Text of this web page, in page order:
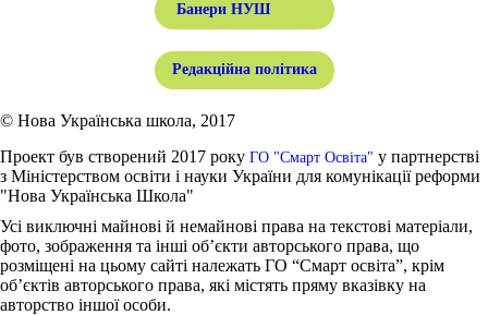
Банери НУШ
Редакційна політика
© Нова Українська школа, 2017
Проект був створений 2017 року ГО "Смарт Освіта" у партнерстві
з Міністерством освіти і науки України для комунікації реформи
"Нова Українська Школа"
Усі виключні майнові й немайнові права на текстові матеріали,
фото, зображення та інші об’єкти авторського права, що
розміщені на цьому сайті належать ГО “Смарт освіта”, крім
об’єктів авторського права, які містять пряму вказівку на
авторство іншої особи.